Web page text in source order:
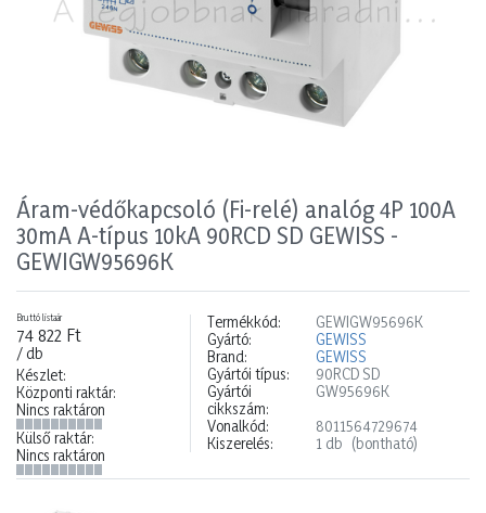
Áram-védőkapcsoló (Fi-relé) analóg 4P 100A
30mA A-típus 10kA 90RCD SD GEWISS -
GEWIGW95696K
Bruttó listaár
74 822 Ft
/ db
Készlet:
Központi raktár:
Nincs raktáron
Külső raktár:
Nincs raktáron
Termékkód:
GEWIGW95696K
Gyártó:
GEWISS
Brand:
GEWISS
Gyártói típus:
90RCD SD
Gyártói
cikkszám:
GW95696K
Vonalkód:
8011564729674
Kiszerelés:
1 db (bontható)